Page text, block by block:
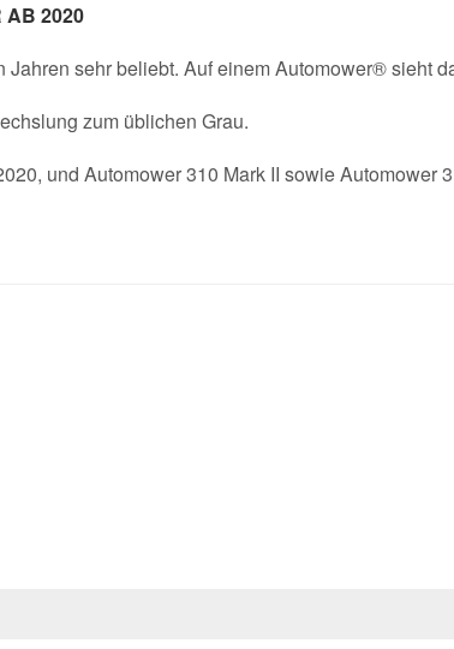
AB 2020
sehr beliebt. Auf einem Automower® sieht
zum üblichen Grau.
und Automower 310 Mark II sowie Automower